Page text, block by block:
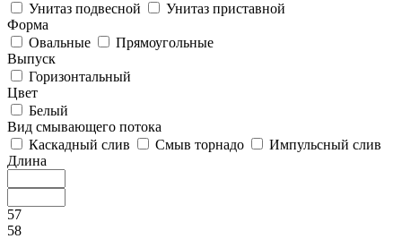
Унитаз подвесной
Унитаз приставной
Форма
Овальные
Прямоугольные
Выпуск
Горизонтальный
Цвет
Белый
Вид смывающего потока
Каскадный слив
Смыв торнадо
Импульсный слив
Длина
57
58